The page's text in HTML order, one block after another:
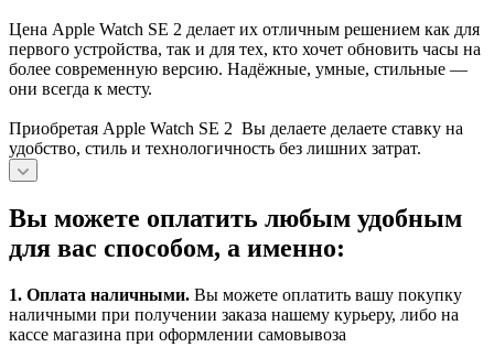
Цена Apple Watch SE 2 делает их отличным решением как для
первого устройства, так и для тех, кто хочет обновить часы на
более современную версию. Надёжные, умные, стильные —
они всегда к месту.
Приобретая Apple Watch SE 2 Вы делаете делаете ставку на
удобство, стиль и технологичность без лишних затрат.
Вы можете оплатить любым удобным
для вас способом, а именно:
1. Оплата наличными. Вы можете оплатить вашу покупку
наличными при получении заказа нашему курьеру, либо на
кассе магазина при оформлении самовывоза